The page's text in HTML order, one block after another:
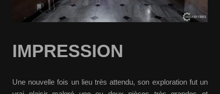
IMPRESSION
Une nouvelle fois un lieu très attendu, son exploration fut un